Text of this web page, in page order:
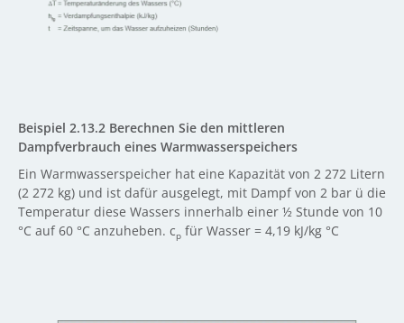
Beispiel 2.13.2 Berechnen Sie den mittleren
Dampfverbrauch eines Warmwasserspeichers
Ein Warmwasserspeicher hat eine Kapazität von 2 272 Litern
(2 272 kg) und ist dafür ausgelegt, mit Dampf von 2 bar ü die
Temperatur diese Wassers innerhalb einer ½ Stunde von 10
°C auf 60 °C anzuheben. cp für Wasser = 4,19 kJ/kg °C